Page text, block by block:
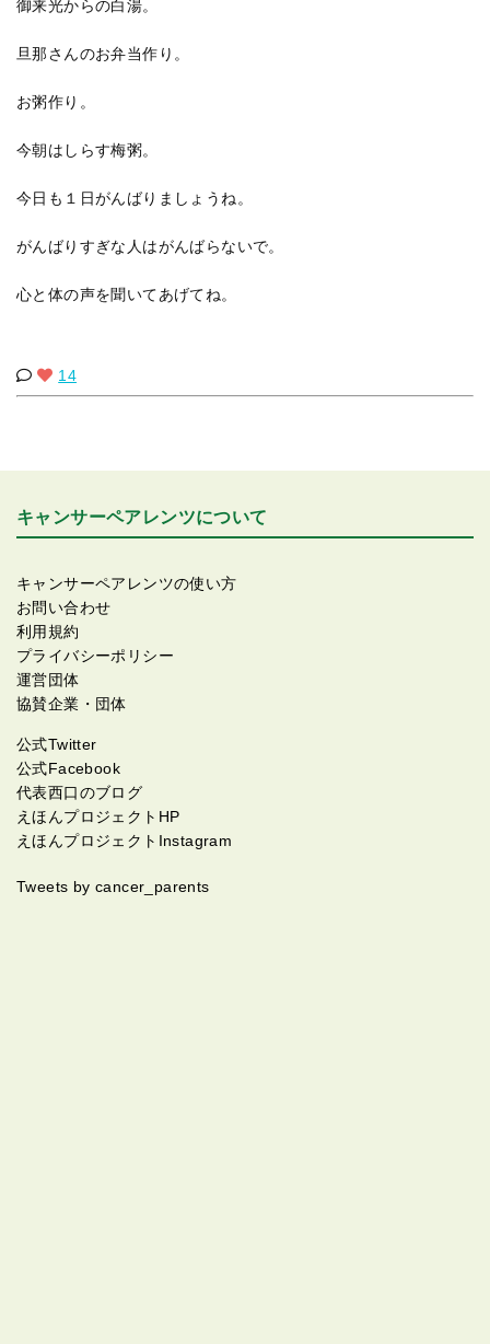
御来光からの白湯。
旦那さんのお弁当作り。
お粥作り。
今朝はしらす梅粥。
今日も１日がんばりましょうね。
がんばりすぎな人はがんばらないで。
心と体の声を聞いてあげてね。
14
キャンサーペアレンツについて
キャンサーペアレンツの使い方
お問い合わせ
利用規約
プライバシーポリシー
運営団体
協賛企業・団体
公式Twitter
公式Facebook
代表西口のブログ
えほんプロジェクトHP
えほんプロジェクトInstagram
Tweets by cancer_parents